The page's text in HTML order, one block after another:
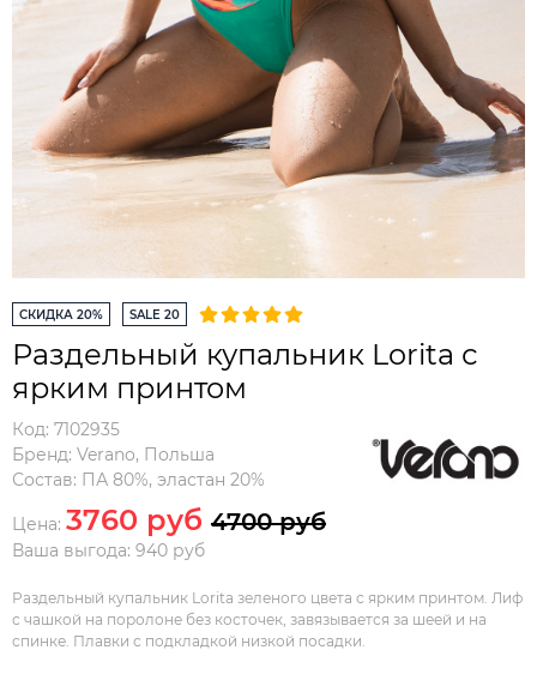
СКИДКА 20% SALE 20
Раздельный купальник Lorita с
ярким принтом
Код: 7102935
Бренд: Verano, Польша
Состав: ПА 80%, эластан 20%
Цена: 3760 руб 4700 руб
Ваша выгода: 940 руб
Раздельный купальник Lorita зеленого цвета с ярким принтом. Лиф
с чашкой на поролоне без косточек, завязывается за шеей и на
спинке. Плавки с подкладкой низкой посадки.